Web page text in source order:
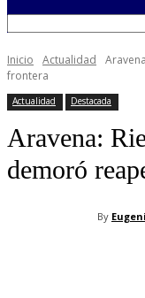
Inicio Actualidad
frontera
Actualidad Destacada
Aravena:
demoró
By